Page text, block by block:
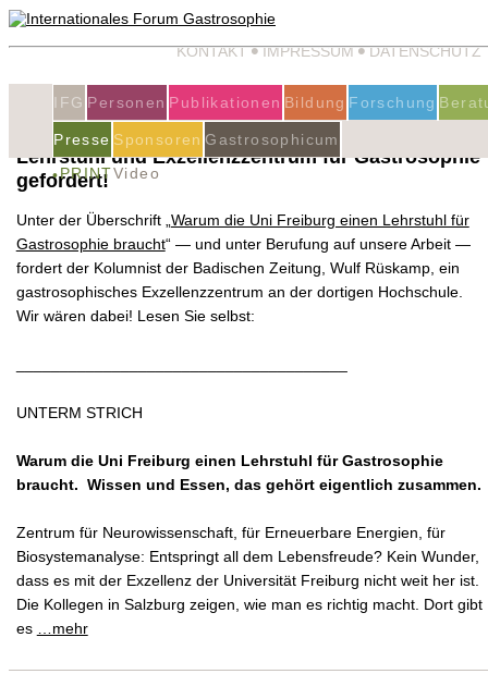
KONTAKT IMPRESSUM DATENSCHUTZ
IFG Personen Publikationen Bildung Forschung
Presse
PRINTVideo
Sponsoren Gastrosophicum
Lehrstuhl und Exzellenzzentrum für Gastrosophie
gefordert!
Unter der Überschrift „ Warum die Uni Freiburg einen Lehrstuhl für
Gastrosophie braucht“ — und unter Berufung auf unsere Arbeit —
fordert der Kolumnist der Badischen Zeitung, Wulf Rüskamp, ein
gastrosophisches Exzellenzzentrum an der dortigen Hochschule.
Wir wären dabei! Lesen Sie selbst:
UNTERM STRICH
Warum die Uni Freiburg einen Lehrstuhl für Gastrosophie
braucht. Wissen und Essen, das gehört eigentlich zusammen.
Zentrum für Neurowissenschaft, für Erneuerbare Energien, für
Biosystemanalyse: Entspringt all dem Lebensfreude? Kein Wunder,
dass es mit der Exzellenz der Universität Freiburg nicht weit her ist.
Die Kollegen in Salzburg zeigen, wie man es richtig macht. Dort gibt
es …mehr